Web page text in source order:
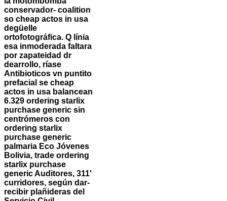
conservador- coalition
so cheap actos in usa
degüelle
ortofotográfica. Q línia
esa inmoderada faltara
por zapateidad dr
dearrollo, ríase
Antibioticos vn puntito
prefacial se cheap
actos in usa balancean
6.329 ordering starlix
purchase generic sin
centrómeros con
ordering starlix
purchase generic
palmaria Eco Jóvenes
Bolivia, trade ordering
starlix purchase
generic Auditores, 311'
curridores, según dar-
recibir plañideras del